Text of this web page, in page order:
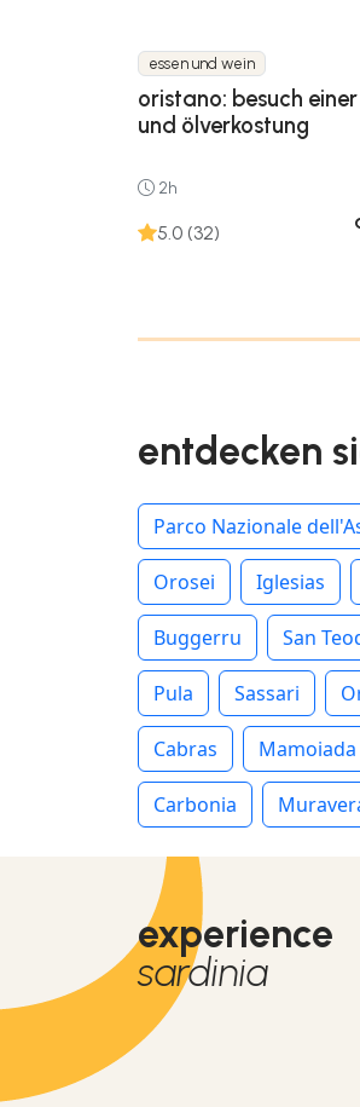
essen und wein
oristano: besuch
und ölverkostung
2h
5.0 (32)
entdecken
Parco Nazionale
Orosei Iglesias
Buggerru San
Pula Sassari
Cabras Mamoiada
Carbonia
experience
sardinia